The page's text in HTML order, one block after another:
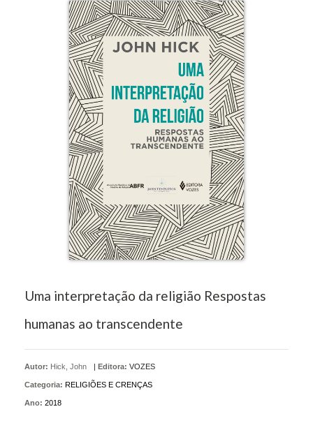
Uma interpretação da religião Respostas
humanas ao transcendente
Autor: Hick, John | Editora: VOZES
Categoria: RELIGIÕES E CRENÇAS
Ano: 2018